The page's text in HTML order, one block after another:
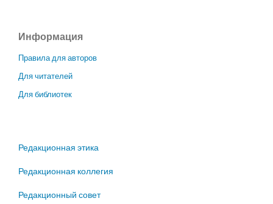
Информация
Правила для авторов
Для читателей
Для библиотек
Редакционная этика
Редакционная коллегия
Редакционный совет